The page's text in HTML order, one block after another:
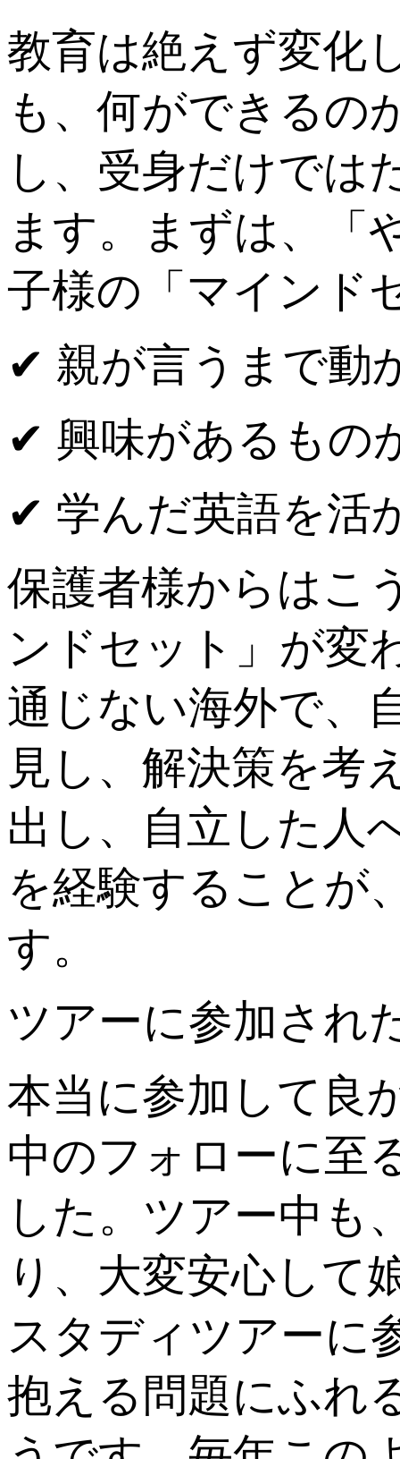
教育は絶えず変化
も、何ができるの
し、受身だけでは
ます。まずは、「
子様の「マインド
✔︎ 親が言うまで動
✔︎ 興味があるもの
✔︎ 学んだ英語を活
保護者様からはこ
ンドセット」が変
通じない海外で、
見し、解決策を考
出し、自立した人
を経験することが
す。
ツアーに参加され
本当に参加して良
中のフォローに至
した。ツアー中も
り、大変安心して
スタディツアーに
抱える問題にふれ